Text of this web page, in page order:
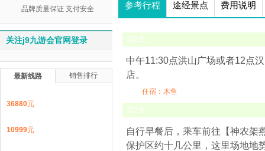
参考行程 途经景点 费用说明
第1天
中午11:30点洪山广场或者12点
店。
住宿：木鱼
第2天
自行早餐后，乘车前往【神农架
保护区约十几公里，这里场地地
品牌质量保证 支付安全
关注j9九游会官网登录
最新线路 销售排行
36880元
10999元